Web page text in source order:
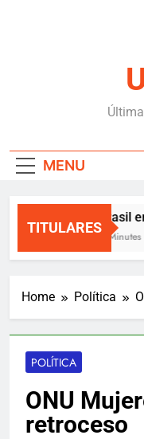
MENU
TITULARES
Brasil
4 Minutes
Home Política
POLÍTICA
ONU
retroceso